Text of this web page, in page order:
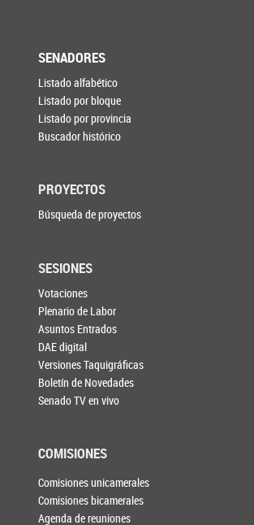
SENADORES
Listado alfabético
Listado por bloque
Listado por provincia
Buscador histórico
PROYECTOS
Búsqueda de proyectos
SESIONES
Votaciones
Plenario de Labor
Asuntos Entrados
DAE digital
Versiones Taquigráficas
Boletín de Novedades
Senado TV en vivo
COMISIONES
Comisiones unicamerales
Comisiones bicamerales
Agenda de reuniones